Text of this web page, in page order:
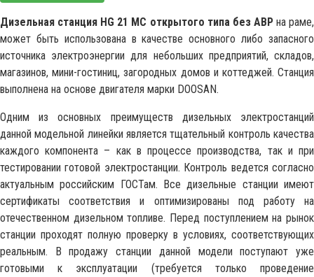
Дизельная станция HG 21 MC открытого типа без АВР на раме,
может быть использована в качестве основного либо запасного
источника электроэнергии для небольших предприятий, складов,
магазинов, мини-гостиниц, загородных домов и коттеджей. Станция
выполнена на основе двигателя марки DOOSAN.
Одним из основных преимуществ дизельных электростанций
данной модельной линейки является тщательный контроль качества
каждого компонента – как в процессе производства, так и при
тестировании готовой электростанции. Контроль ведется согласно
актуальным российским ГОСТам. Все дизельные станции имеют
сертификаты соответствия и оптимизированы под работу на
отечественном дизельном топливе. Перед поступлением на рынок
станции проходят полную проверку в условиях, соответствующих
реальным. В продажу станции данной модели поступают уже
готовыми к эксплуатации (требуется только проведение